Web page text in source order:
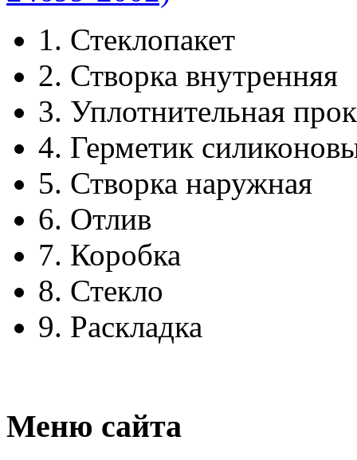
1. Стеклопакет
2. Створка внутренняя
3. Уплотнительная
4. Герметик
5. Створка наружная
6. Отлив
7. Коробка
8. Стекло
9. Раскладка
Меню сайта